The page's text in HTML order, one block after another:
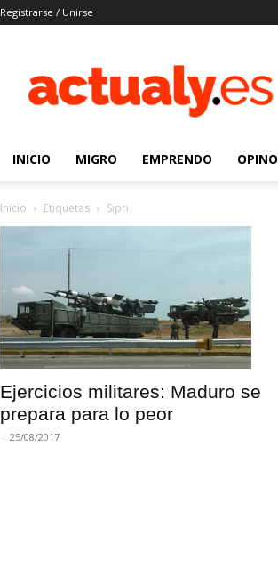
Registrarse / Unirse
|
Noticias
venezolanos
INICIO MIGRO EMPRENDO OPINO
Inicio Etiquetas Sipri
Ejercicios militares: Maduro se
prepara para lo peor
- 25/08/2017